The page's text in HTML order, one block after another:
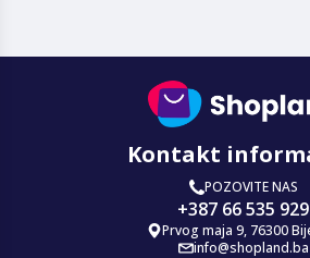
Kontakt
POZOVITE NAS
+387 66 535 929
Prvog maja 9, 76300
info@shopland.ba